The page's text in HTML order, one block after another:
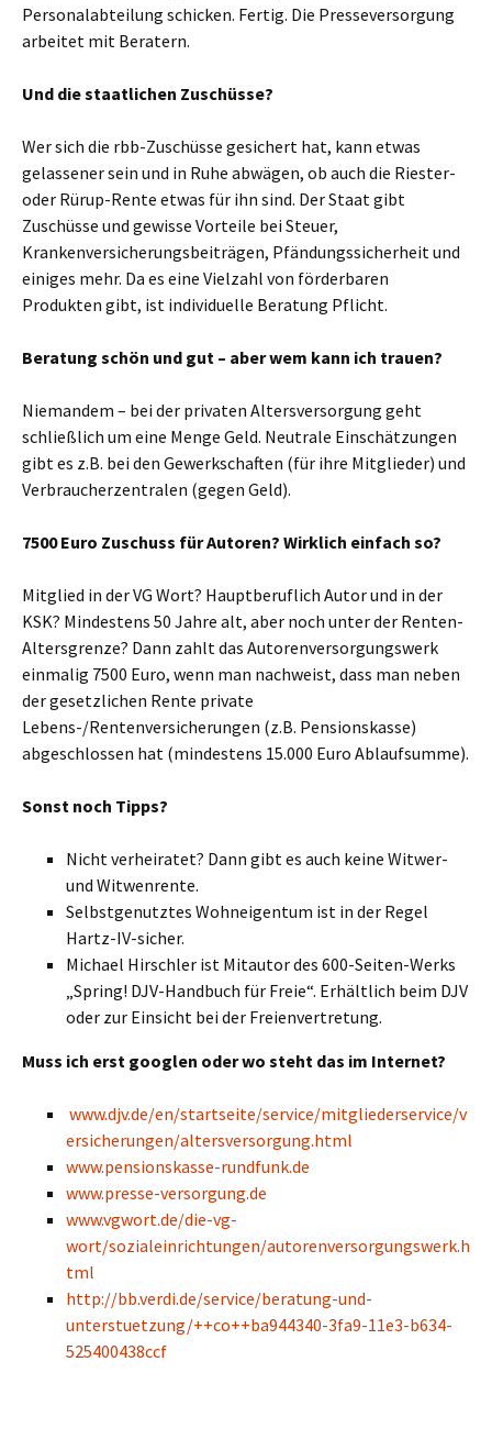
Personalabteilung schicken. Fertig. Die Presseversorgung
arbeitet mit Beratern.
Und die staatlichen Zuschüsse?
Wer sich die rbb-Zuschüsse gesichert hat, kann etwas
gelassener sein und in Ruhe abwägen, ob auch die Riester-
oder Rürup-Rente etwas für ihn sind. Der Staat gibt
Zuschüsse und gewisse Vorteile bei Steuer,
Krankenversicherungsbeiträgen, Pfändungssicherheit und
einiges mehr. Da es eine Vielzahl von förderbaren
Produkten gibt, ist individuelle Beratung Pflicht.
Beratung schön und gut – aber wem kann ich trauen?
Niemandem – bei der privaten Altersversorgung geht
schließlich um eine Menge Geld. Neutrale Einschätzungen
gibt es z.B. bei den Gewerkschaften (für ihre Mitglieder) und
Verbraucherzentralen (gegen Geld).
7500 Euro Zuschuss für Autoren? Wirklich einfach so?
Mitglied in der VG Wort? Hauptberuflich Autor und in der
KSK? Mindestens 50 Jahre alt, aber noch unter der Renten-
Altersgrenze? Dann zahlt das Autorenversorgungswerk
einmalig 7500 Euro, wenn man nachweist, dass man neben
der gesetzlichen Rente private
Lebens-/Rentenversicherungen (z.B. Pensionskasse)
abgeschlossen hat (mindestens 15.000 Euro Ablaufsumme).
Sonst noch Tipps?
Nicht verheiratet? Dann gibt es auch keine Witwer-
und Witwenrente.
Selbstgenutztes Wohneigentum ist in der Regel
Hartz-IV-sicher.
Michael Hirschler ist Mitautor des 600-Seiten-Werks
„Spring! DJV-Handbuch für Freie“. Erhältlich beim DJV
oder zur Einsicht bei der Freienvertretung.
Muss ich erst googlen oder wo steht das im Internet?
www.djv.de/en/startseite/service/mitgliederservice/v
ersicherungen/altersversorgung.html
www.pensionskasse-rundfunk.de
www.presse-versorgung.de
www.vgwort.de/die-vg-
wort/sozialeinrichtungen/autorenversorgungswerk.h
tml
http://bb.verdi.de/service/beratung-und-
unterstuetzung/++co++ba944340-3fa9-11e3-b634-
525400438ccf